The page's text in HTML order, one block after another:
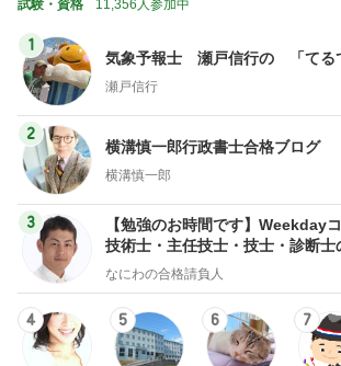
試験・資格 11,356人参加中
1
気象予報士 瀬戸信行の 「てる
瀬戸信行
2
横溝慎一郎行政書士合格ブログ
横溝慎一郎
3
【勉強のお時間です】Weekday
技術士・主任技士・技士・診断士
ノblog
なにわの合格請負人
4 5 6 7